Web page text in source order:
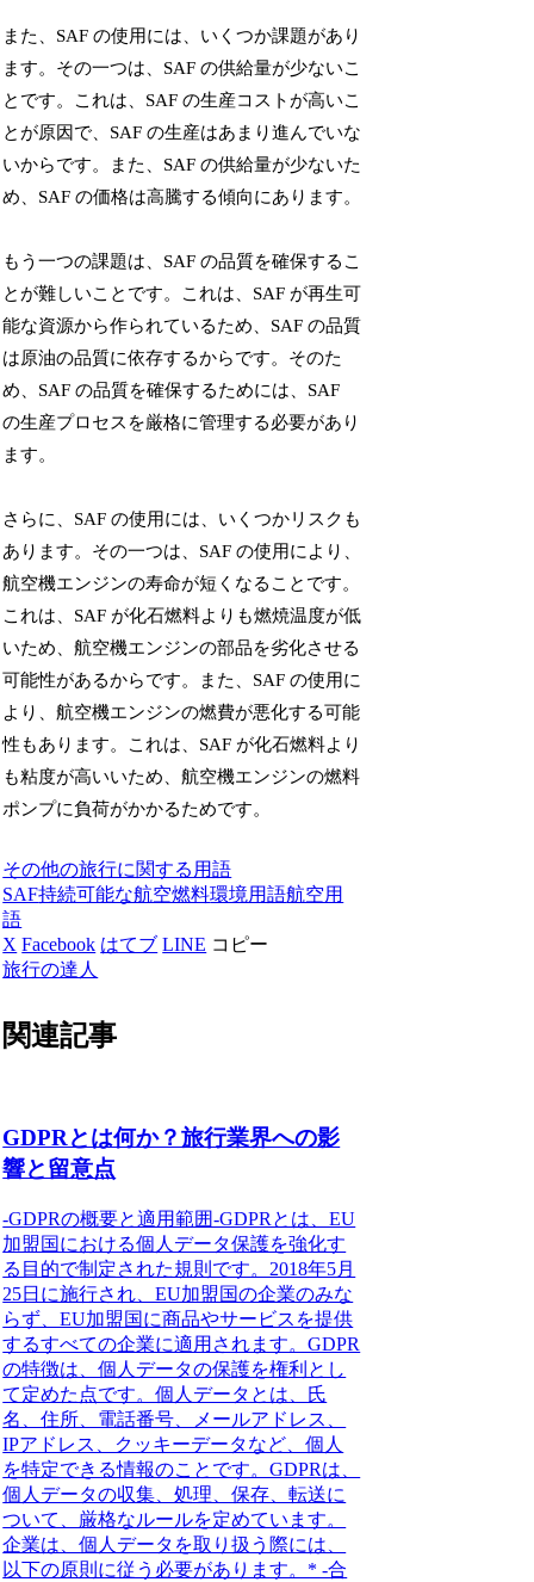
また、SAF の使用には、いくつか課題があり
ます。その一つは、SAF の供給量が少ないこ
とです。これは、SAF の生産コストが高いこ
とが原因で、SAF の生産はあまり進んでいな
いからです。また、SAF の供給量が少ないた
め、SAF の価格は高騰する傾向にあります。
もう一つの課題は、SAF の品質を確保するこ
とが難しいことです。これは、SAF が再生可
能な資源から作られているため、SAF の品質
は原油の品質に依存するからです。そのた
め、SAF の品質を確保するためには、SAF
の生産プロセスを厳格に管理する必要があり
ます。
さらに、SAF の使用には、いくつかリスクも
あります。その一つは、SAF の使用により、
航空機エンジンの寿命が短くなることです。
これは、SAF が化石燃料よりも燃焼温度が低
いため、航空機エンジンの部品を劣化させる
可能性があるからです。また、SAF の使用に
より、航空機エンジンの燃費が悪化する可能
性もあります。これは、SAF が化石燃料より
も粘度が高いいため、航空機エンジンの燃料
ポンプに負荷がかかるためです。
その他の旅行に関する用語
SAF持続可能な航空燃料環境用語航空用
語
X Facebook はてブ LINE コピー
旅行の達人
関連記事
GDPRとは何か？旅行業界への影
響と留意点
-GDPRの概要と適用範囲-GDPRとは、EU
加盟国における個人データ保護を強化す
る目的で制定された規則です。2018年5月
25日に施行され、EU加盟国の企業のみな
らず、EU加盟国に商品やサービスを提供
するすべての企業に適用されます。GDPR
の特徴は、個人データの保護を権利とし
て定めた点です。個人データとは、氏
名、住所、電話番号、メールアドレス、
IPアドレス、クッキーデータなど、個人
を特定できる情報のことです。GDPRは、
個人データの収集、処理、保存、転送に
ついて、厳格なルールを定めています。
企業は、個人データを取り扱う際には、
以下の原則に従う必要があります。* -合